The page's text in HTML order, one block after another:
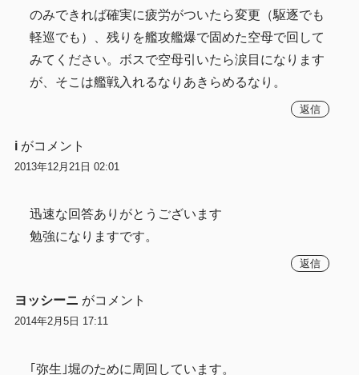
のみできれば確実に疲労がついたら変更（駆逐でも
軽巡でも）、残りを艦攻艦爆で固めた空母で回して
みてください。ボスで空母引いたら涙目になります
が、そこは艦戦入れるなりあきらめるなり。
返信
i がコメント
2013年12月21日 02:01
迅速な回答ありがとうございます
勉強になりますです。
返信
ヨッシーニ がコメント
2014年2月5日 17:11
｢弥生｣堀のために周回しています。